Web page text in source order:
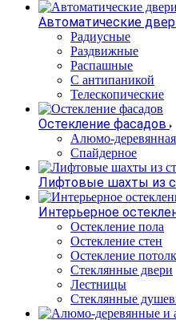
Автоматические
Радиусные
Раздвижные
Распашные
С антипаникой
Телескопические
Остекление фасадов
Алюмо-деревянная
Спайдерное
Лифтовые шахты из
Интерьерное
Остекление пола
Остекление стен
Остекление
Стеклянные двери
Лестницы
Стеклянные